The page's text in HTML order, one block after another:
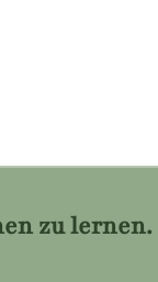
zu lernen.